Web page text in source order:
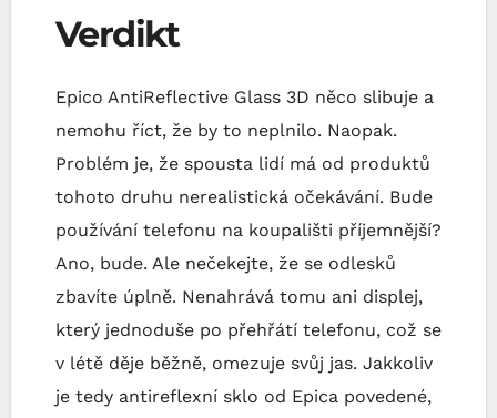
Verdikt
Epico AntiReflective Glass 3D něco slibuje a
nemohu říct, že by to neplnilo. Naopak.
Problém je, že spousta lidí má od produktů
tohoto druhu nerealistická očekávání. Bude
používání telefonu na koupališti příjemnější?
Ano, bude. Ale nečekejte, že se odlesků
zbavíte úplně. Nenahrává tomu ani displej,
který jednoduše po přehřátí telefonu, což se
v létě děje běžně, omezuje svůj jas. Jakkoliv
je tedy antireflexní sklo od Epica povedené,